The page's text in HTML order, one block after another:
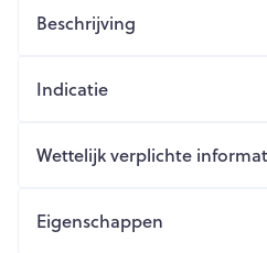
Beschrijving
Indicatie
Wettelijk verplichte
Eigenschappen